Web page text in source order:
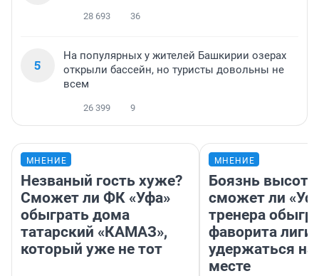
28 693 36
5
На популярных у жителей Башкирии озерах
открыли бассейн, но туристы довольны не
всем
26 399 9
МНЕНИЕ
Незваный гость хуже?
Сможет ли ФК «Уфа»
обыграть дома
татарский «КАМАЗ»,
который уже не тот
МНЕНИЕ
Боязнь
сможет ли
тренера
фаворита лиги
удержаться
месте